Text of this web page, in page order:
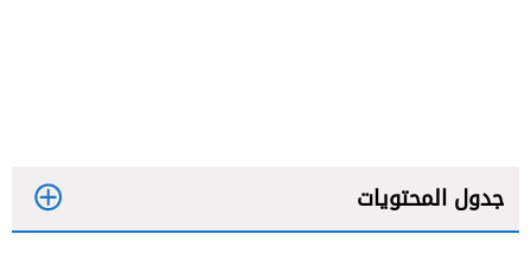
جدول المحتويات